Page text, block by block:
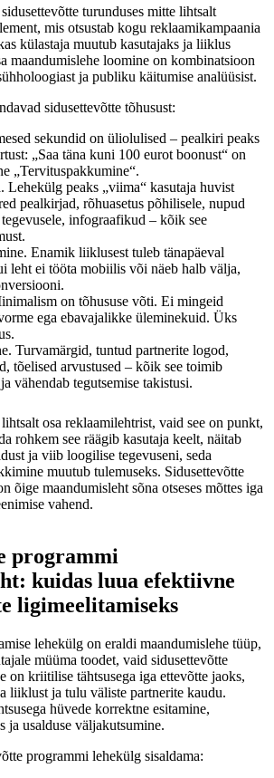
turunduses mitte lihtsalt
mis otsustab kogu reklaamikampaania
külastaja muutub kasutajaks ja liiklus
maandumislehe loomine on kombinatsioon
ja publiku käitumise analüüsist.
sidusettevõtte tõhusust:
sekundid on üliolulised – pealkiri peaks
„Saa täna kuni 100 eurot boonust“ on
„Tervituspakkumine“.
Lehekülg peaks „viima“ kasutaja huvist
pealkirjad, rõhuasetus põhilisele, nupud
infograafikud – kõik see
Enamik liiklusest tuleb tänapäeval
leht ei tööta mobiilis või näeb halb välja,
on tõhususe võti. Ei mingeid
ega ebavajalikke üleminekuid. Üks
Turvamärgid, tuntud partnerite logod,
tõelised arvustused – kõik see toimib
vähendab tegutsemise takistusi.
osa reklaamilehtrist, vaid see on punkt,
rohkem see räägib kasutaja keelt, näitab
ja viib loogilise tegevuseni, seda
muutub tulemuseks. Sidusettevõtte
õige maandumisleht sõna otseses mõttes iga
vahend.
programmi
kuidas luua efektiivne
ligimeelitamiseks
lehekülg on eraldi maandumislehe tüüp,
müüma toodet, vaid sidusettevõtte
on kriitilise tähtsusega iga ettevõtte jaoks,
liiklust ja tulu väliste partnerite kaudu.
hüvede korrektne esitamine,
ja usalduse väljakutsumine.
programmi lehekülg sisaldama: